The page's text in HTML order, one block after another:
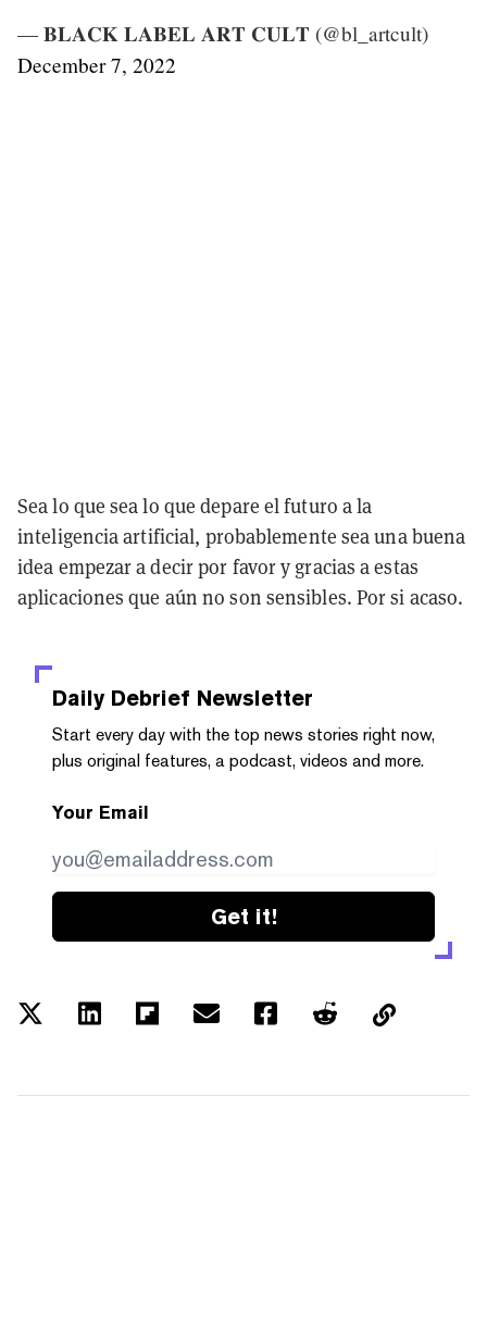
— 𝐁𝐋𝐀𝐂𝐊 𝐋𝐀𝐁𝐄𝐋 𝐀𝐑𝐓 𝐂𝐔𝐋𝐓 (@bl_artcult)
December 7, 2022
Sea lo que sea lo que depare el futuro a la
inteligencia artificial, probablemente sea una buena
idea empezar a decir por favor y gracias a estas
aplicaciones que aún no son sensibles. Por si acaso.
Daily Debrief Newsletter
Start every day with the top news stories right now,
plus original features, a podcast, videos and more.
Your Email
Get it!